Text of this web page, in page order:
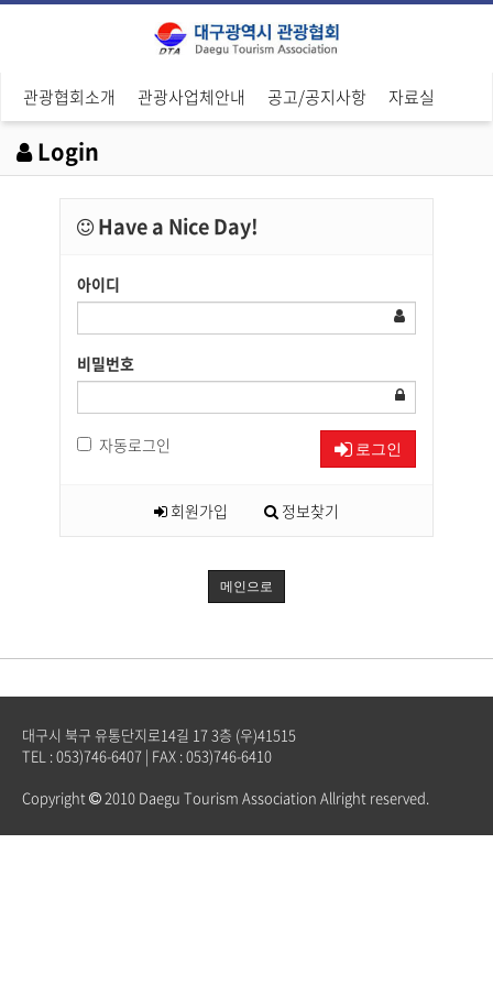
관광협회소개 관광사업체안내 공고/공지사항 자료실
Login
Have a Nice Day!
아이디
비밀번호
자동로그인 로그인
회원가입 정보찾기
메인으로
대구시 북구 유통단지로14길 17 3층 (우)41515
TEL : 053)746-6407 | FAX : 053)746-6410
Copyright
2010 Daegu Tourism Association Allright reserved.